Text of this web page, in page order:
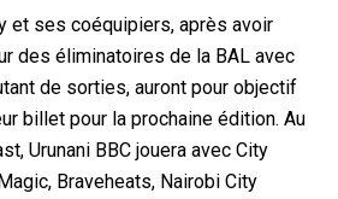
et ses coéquipiers, après avoir
des éliminatoires de la BAL avec
de sorties, auront pour objectif
billet pour la prochaine édition. Au
Urunani BBC jouera avec City
Braveheats, Nairobi City